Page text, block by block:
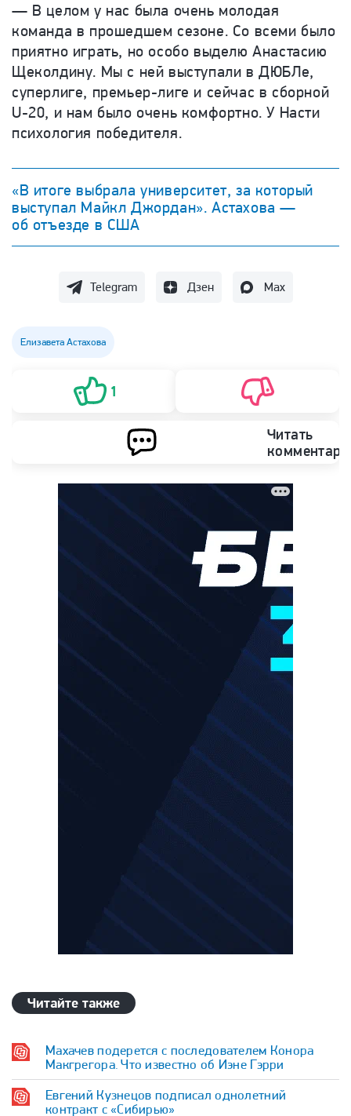
— В целом у нас была очень молодая
команда в прошедшем сезоне. Со всеми было
приятно играть, но особо выделю Анастасию
Щеколдину. Мы с ней выступали в ДЮБЛе,
суперлиге, премьер-лиге и сейчас в сборной
U-20, и нам было очень комфортно. У Насти
психология победителя.
«В итоге выбрала университет, за который
выступал Майкл Джордан». Астахова —
об отъезде в США
Telegram Дзен Max
Елизавета Астахова
1
Читать
Читайте также
Махачев подерется с последователем Конора
Макгрегора. Что известно об Иэне Гэрри
Евгений Кузнецов подписал однолетний
контракт с «Сибирью»